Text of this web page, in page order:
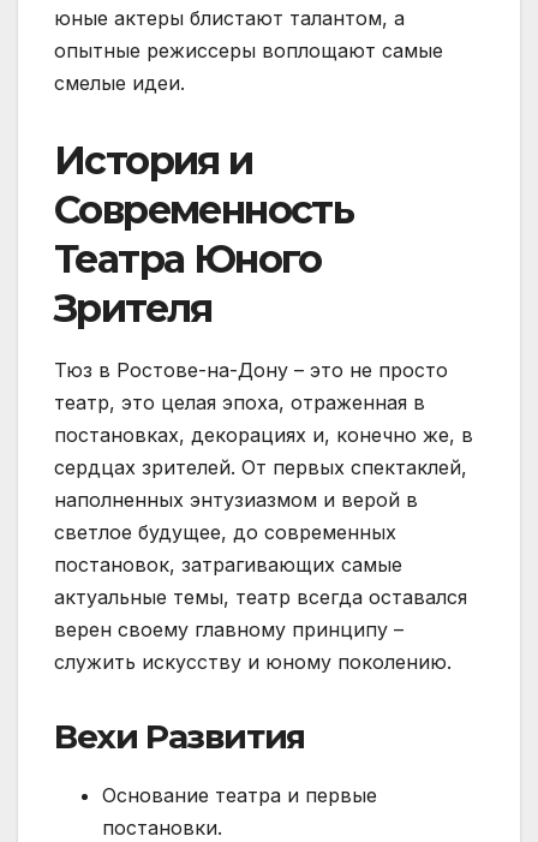
юные актеры блистают талантом, а
опытные режиссеры воплощают самые
смелые идеи.
История и
Современность
Театра Юного
Зрителя
Тюз в Ростове-на-Дону – это не просто
театр, это целая эпоха, отраженная в
постановках, декорациях и, конечно же, в
сердцах зрителей. От первых спектаклей,
наполненных энтузиазмом и верой в
светлое будущее, до современных
постановок, затрагивающих самые
актуальные темы, театр всегда оставался
верен своему главному принципу –
служить искусству и юному поколению.
Вехи Развития
Основание театра и первые
постановки.